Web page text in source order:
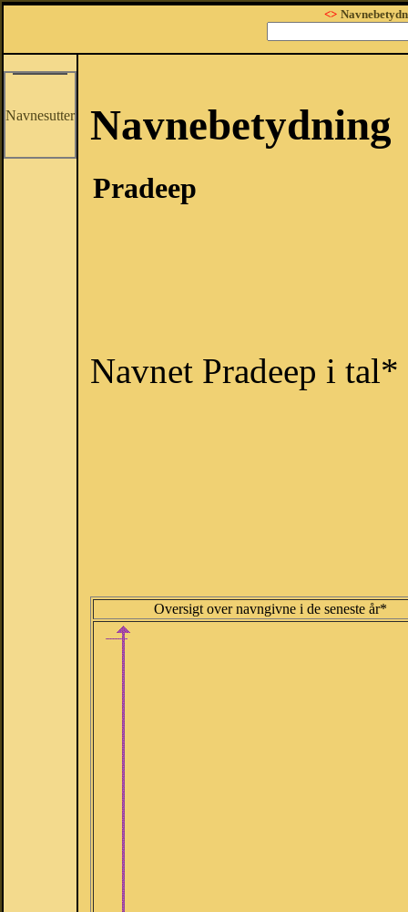
<>
Navnesutter Navnebetydning
Pradeep
Navnet Pradeep i tal*
Oversigt over navngivne i de seneste år*